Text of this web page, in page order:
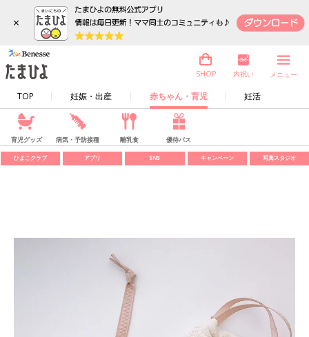
×
TOP 妊娠・出産 赤ちゃん・育児 妊活
SHOP 内祝い メニュー
育児グッズ 病気・予防接種 離乳食 優待パス
ひよこクラブ アプリ SNS キャンペーン 写真スタジオ